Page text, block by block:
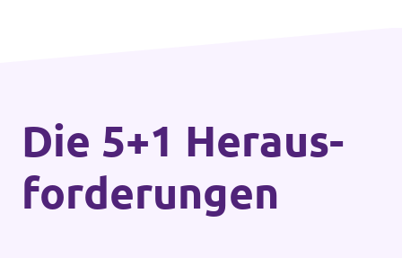
Die 5+1 Heraus­
forderungen